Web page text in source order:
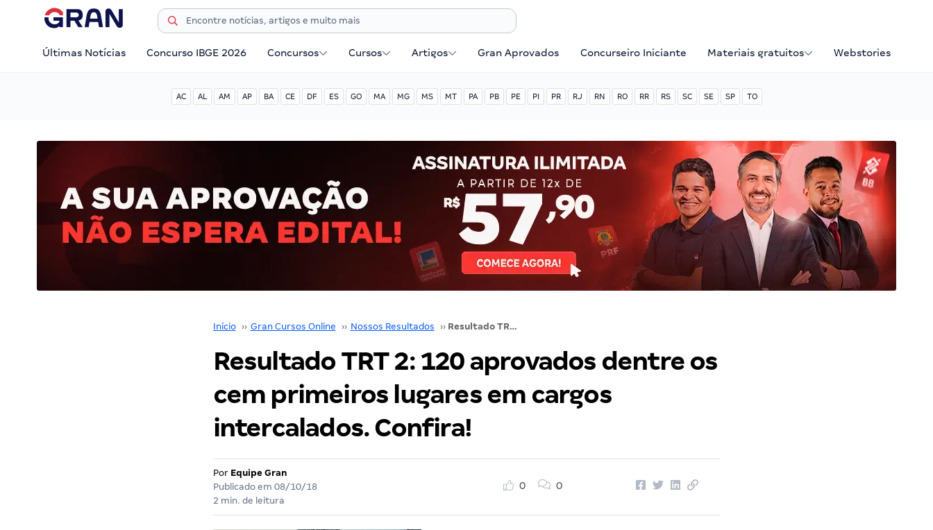
Últimas Notícias Concurso IBGE 2026 Concursos Cursos Artigos Gran Aprovados Concurseiro Iniciante Materiais gratuitos Webstories
AC AL AM AP BA CE DF ES GO MA MG MS MT PA PB PE PI PR RJ RN RO RR RS SC SE SP TO
Início ›› Gran Cursos Online ›› Nossos Resultados ›› Resultado TRT 2: 120 aprovados dentre os cem primeiros lugares em cargos intercalados. Confira!
Resultado TRT 2: 120 aprovados dentre os
cem primeiros lugares em cargos
intercalados. Confira!
Por Equipe Gran
Publicado em 08/10/18
2 min. de leitura
0 0